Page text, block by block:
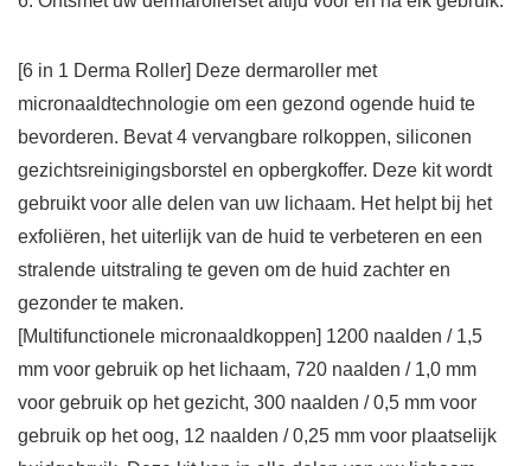
[6 in 1 Derma Roller] Deze dermaroller met
micronaaldtechnologie om een gezond ogende huid te
bevorderen. Bevat 4 vervangbare rolkoppen, siliconen
gezichtsreinigingsborstel en opbergkoffer. Deze kit wordt
gebruikt voor alle delen van uw lichaam. Het helpt bij het
exfoliëren, het uiterlijk van de huid te verbeteren en een
stralende uitstraling te geven om de huid zachter en
gezonder te maken.
[Multifunctionele micronaaldkoppen] 1200 naalden / 1,5
mm voor gebruik op het lichaam, 720 naalden / 1,0 mm
voor gebruik op het gezicht, 300 naalden / 0,5 mm voor
gebruik op het oog, 12 naalden / 0,25 mm voor plaatselijk